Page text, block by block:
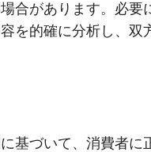
合があります。必要
を的確に分析し、双
基づいて、消費者に